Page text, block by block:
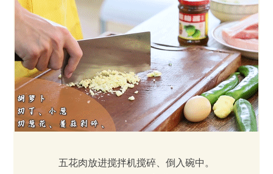
五花肉放进搅拌机搅碎、倒入碗中。